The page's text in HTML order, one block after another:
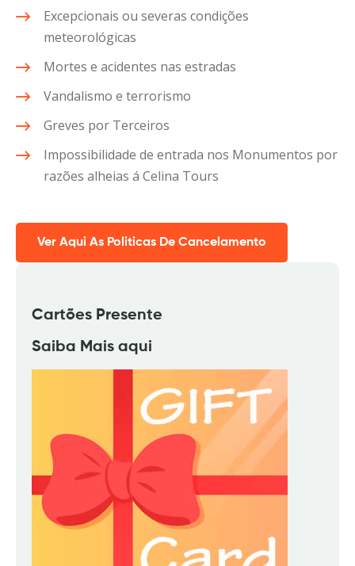
Excepcionais ou severas condições
meteorológicas
Mortes e acidentes nas estradas
Vandalismo e terrorismo
Greves por Terceiros
Impossibilidade de entrada nos Monumentos por
razões alheias á Celina Tours
Ver Aqui As Politicas De Cancelamento
Cartões Presente
Saiba Mais aqui